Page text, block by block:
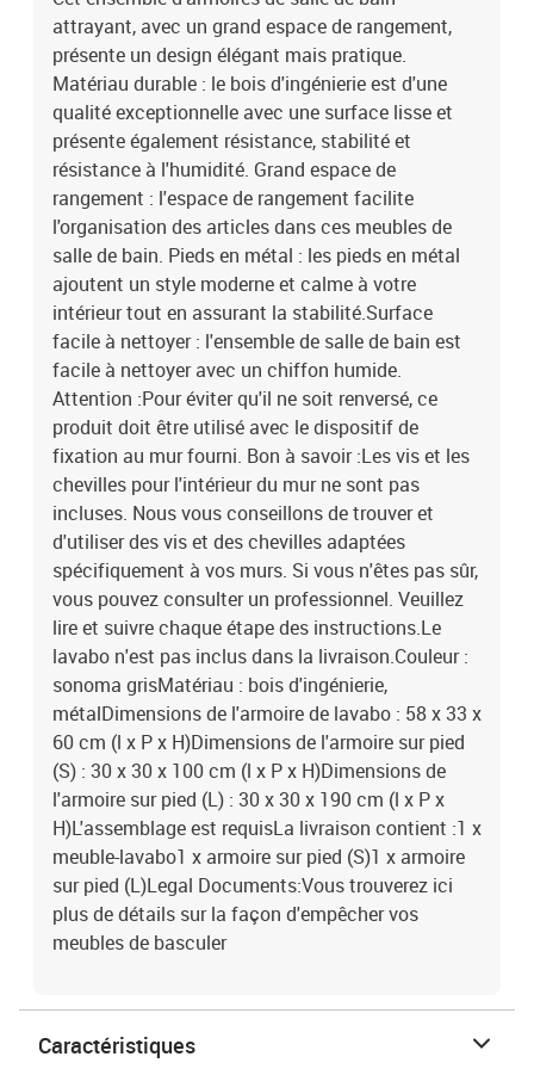
attrayant, avec un grand espace de rangement,
présente un design élégant mais pratique.
Matériau durable : le bois d'ingénierie est d'une
qualité exceptionnelle avec une surface lisse et
présente également résistance, stabilité et
résistance à l'humidité. Grand espace de
rangement : l'espace de rangement facilite
l'organisation des articles dans ces meubles de
salle de bain. Pieds en métal : les pieds en métal
ajoutent un style moderne et calme à votre
intérieur tout en assurant la stabilité.Surface
facile à nettoyer : l'ensemble de salle de bain est
facile à nettoyer avec un chiffon humide.
Attention :Pour éviter qu'il ne soit renversé, ce
produit doit être utilisé avec le dispositif de
fixation au mur fourni. Bon à savoir :Les vis et les
chevilles pour l'intérieur du mur ne sont pas
incluses. Nous vous conseillons de trouver et
d'utiliser des vis et des chevilles adaptées
spécifiquement à vos murs. Si vous n'êtes pas sûr,
vous pouvez consulter un professionnel. Veuillez
lire et suivre chaque étape des instructions.Le
lavabo n'est pas inclus dans la livraison.Couleur :
sonoma grisMatériau : bois d'ingénierie,
métalDimensions de l'armoire de lavabo : 58 x 33 x
60 cm (l x P x H)Dimensions de l'armoire sur pied
(S) : 30 x 30 x 100 cm (l x P x H)Dimensions de
l'armoire sur pied (L) : 30 x 30 x 190 cm (l x P x
H)L'assemblage est requisLa livraison contient :1 x
meuble-lavabo1 x armoire sur pied (S)1 x armoire
sur pied (L)Legal Documents:Vous trouverez ici
plus de détails sur la façon d'empêcher vos
meubles de basculer
Caractéristiques